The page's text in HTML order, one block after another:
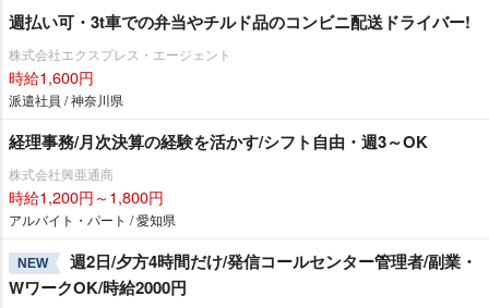
週払い可・3t車での弁当やチルド品のコンビニ配送ドライバー!
株式会社エクスプレス・エージェント
時給1,600円
派遣社員 / 神奈川県
経理事務/月次決算の経験を活かす/シフト自由・週3～OK
株式会社興亜通商
時給1,200円～1,800円
アルバイト・パート / 愛知県
NEW
週2日/夕方4時間だけ/発信コールセンター管理者/副業・
WワークOK/時給2000円